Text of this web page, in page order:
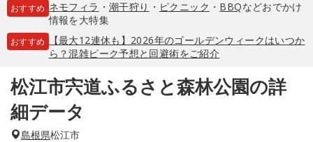
おすすめ ネモフィラ ・ 潮干狩り ・ ピクニック ・ BBQなどおでかけ
情報を大特集
おすすめ
【最大12連休も】2026年のゴールデンウィークはいつか
ら？混雑ピーク予想と回避術をご紹介
松江市宍道ふるさと森林公園の詳
細データ
島根県松江市